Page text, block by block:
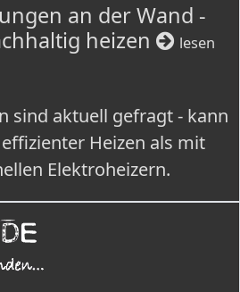
an der Wand -
heizen
lesen
sind aktuell gefragt - kann
Heizen als mit
Elektroheizern.